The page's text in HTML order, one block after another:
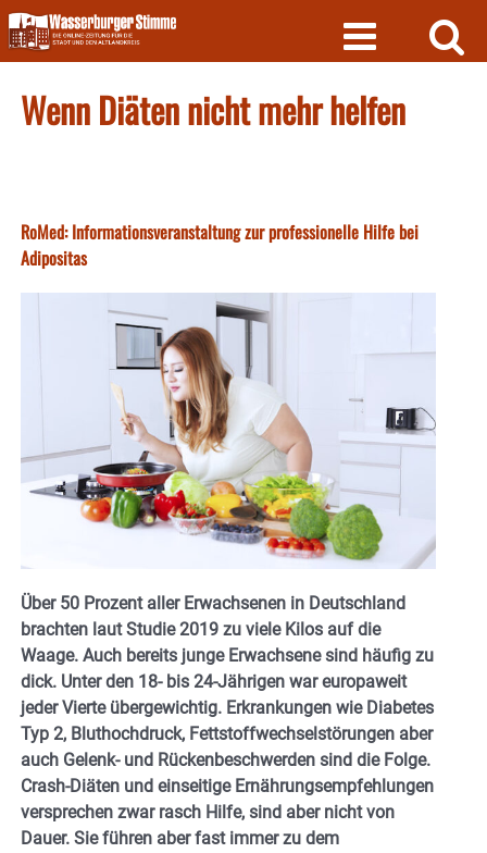
Skip
to
content
Wenn Diäten nicht mehr helfen
RoMed: Informationsveranstaltung zur professionelle Hilfe bei
Adipositas
Über 50 Prozent aller Erwachsenen in Deutschland
brachten laut Studie 2019 zu viele Kilos auf die
Waage. Auch bereits junge Erwachsene sind häufig zu
dick. Unter den 18- bis 24-Jährigen war europaweit
jeder Vierte übergewichtig. Erkrankungen wie Diabetes
Typ 2, Bluthochdruck, Fettstoffwechselstörungen aber
auch Gelenk- und Rückenbeschwerden sind die Folge.
Crash-Diäten und einseitige Ernährungsempfehlungen
versprechen zwar rasch Hilfe, sind aber nicht von
Dauer. Sie führen aber fast immer zu dem